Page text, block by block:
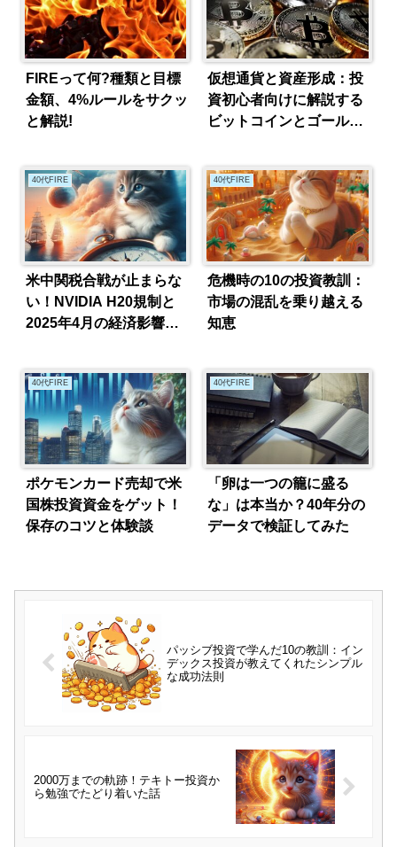
FIREって何?種類と目標
金額、4%ルールをサクッ
と解説!
仮想通貨と資産形成：投
資初心者向けに解説する
ビットコインとゴールド
40代FIRE
米中関税合戦が止まらな
い！NVIDIA H20規制と
2025年4月の経済影響を
40代FIRE
危機時の10の投資教訓：
市場の混乱を乗り越える
知恵
40代FIRE
ポケモンカード売却で米
国株投資資金をゲット！
保存のコツと体験談
40代FIRE
「卵は一つの籠に盛る
な」は本当か？40年分の
データで検証してみた
パッシブ投資で学んだ10の教訓：イン
デックス投資が教えてくれたシンプル
な成功法則
2000万までの軌跡！テキトー投資か
ら勉強でたどり着いた話